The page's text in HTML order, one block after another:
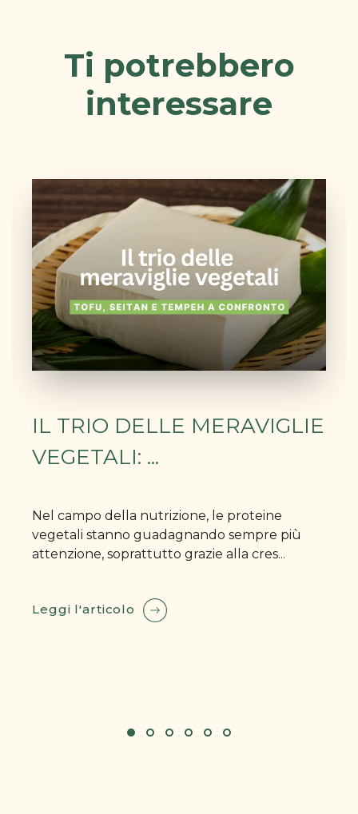
Ti potrebbero
interessare
IL TRIO DELLE MERAVIGLIE
VEGETALI: ...
Nel campo della nutrizione, le proteine
vegetali stanno guadagnando sempre più
attenzione, soprattutto grazie alla cres...
Leggi l'articolo